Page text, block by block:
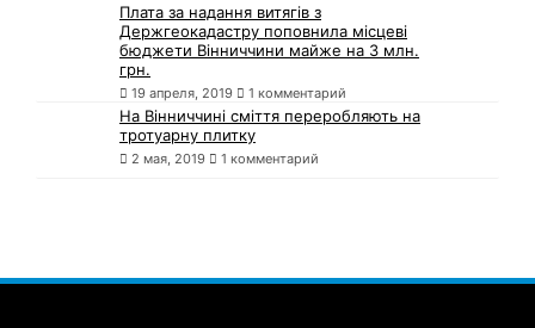
Плата за надання витягів з
Держгеокадастру поповнила місцеві
бюджети Вінниччини майже на 3 млн.
грн.
19 апреля, 2019 1 комментарий
На Вінниччині сміття переробляють на
тротуарну плитку
2 мая, 2019 1 комментарий